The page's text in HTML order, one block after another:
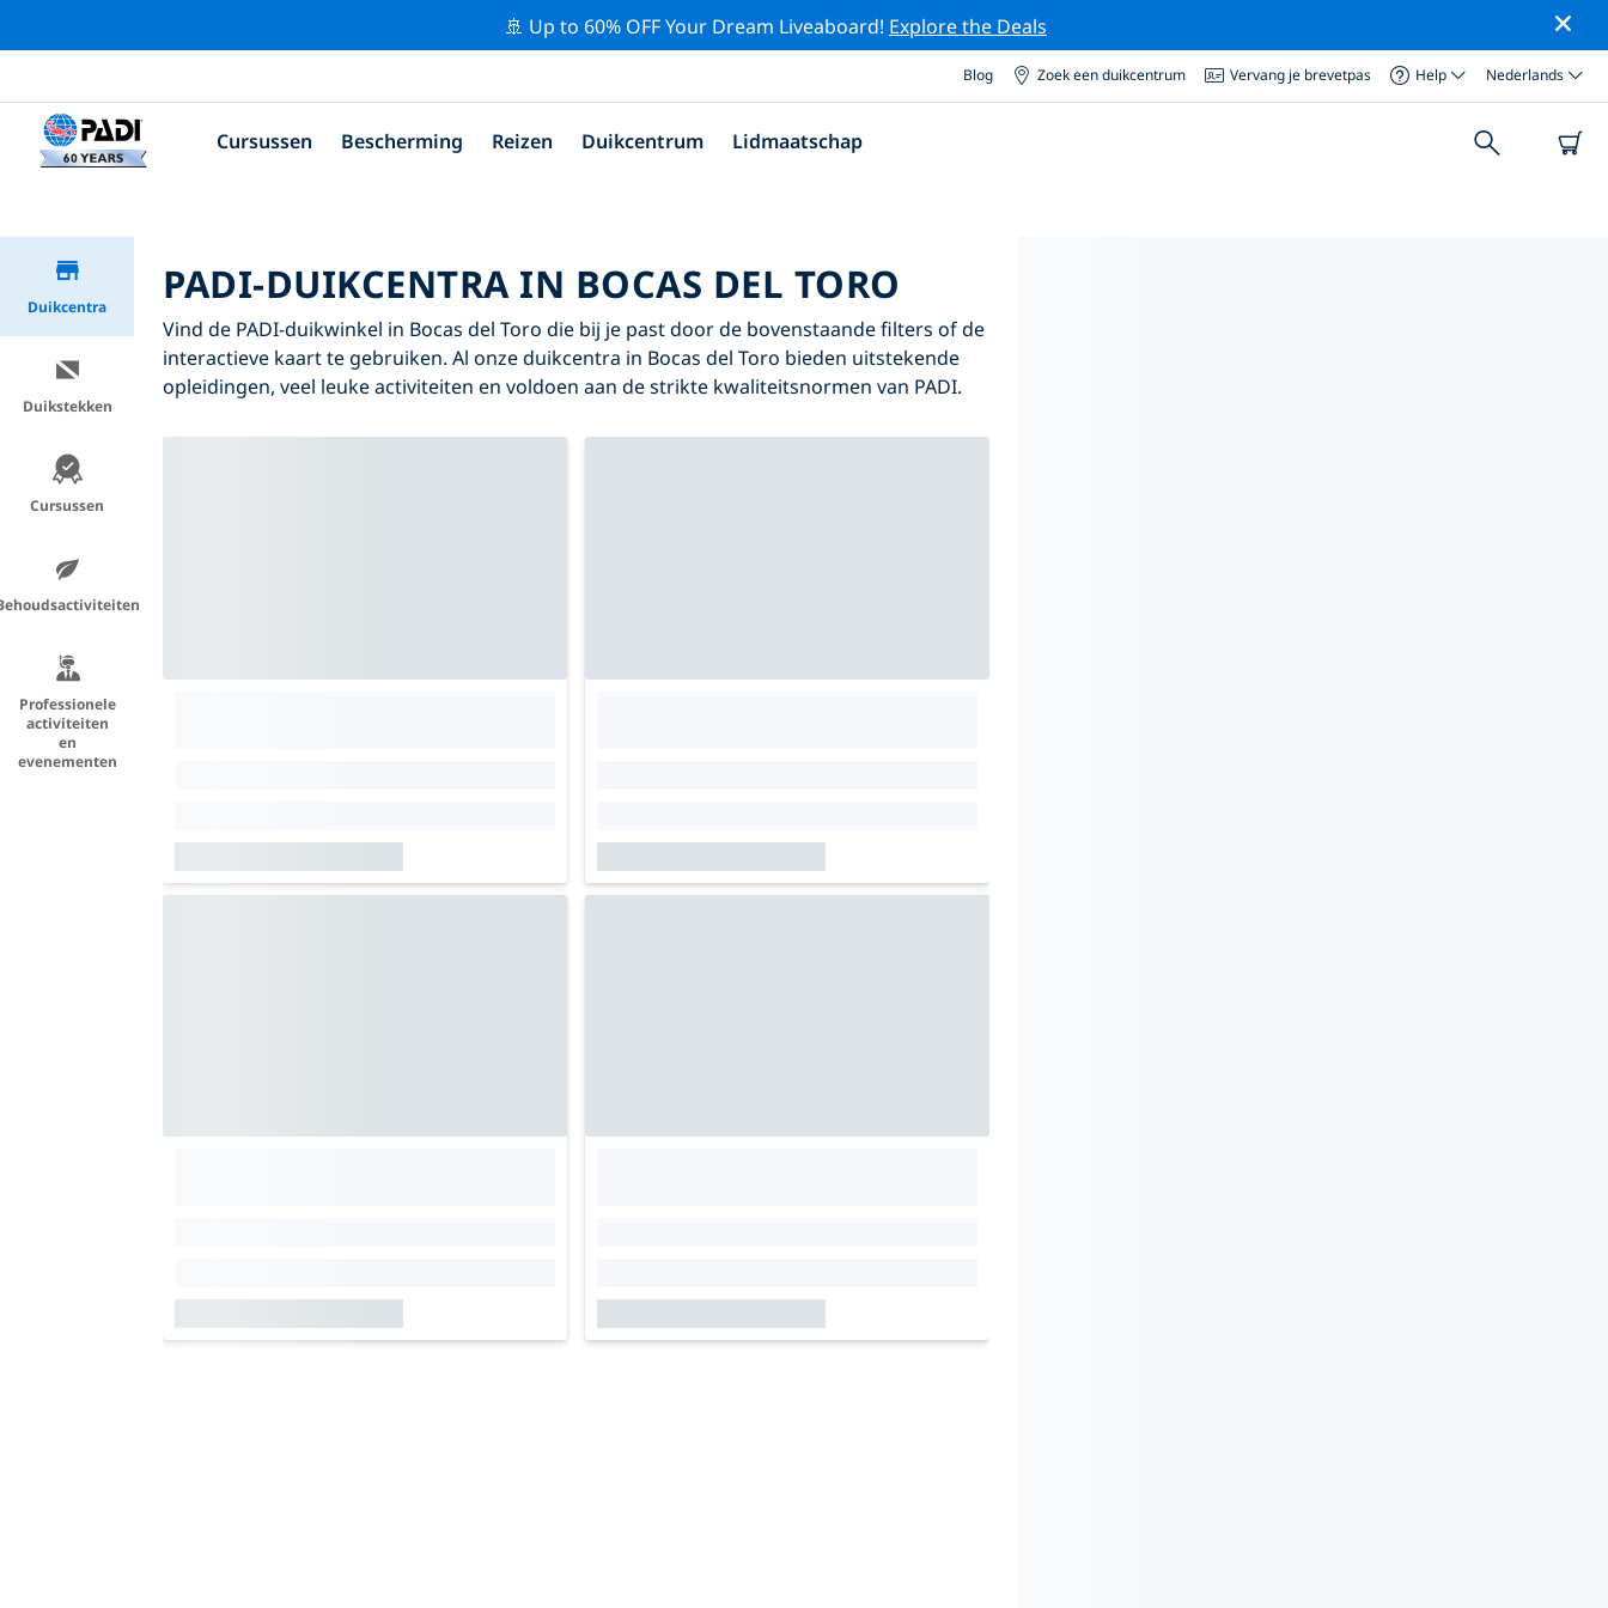
🚢 Up to 60% OFF Your Dream Liveaboard! Explore the Deals
Blog Zoek een duikcentrum Vervang je brevetpas Help Nederlands
Cursussen Bescherming Reizen Duikcentrum Lidmaatschap
Duikcentra
Duikstekken
Cursussen
Professionele
activiteiten
en
evenementen
PADI-DUIKCENTRA IN BOCAS DEL TORO
Vind de PADI-duikwinkel in Bocas del Toro die bij je past door de bovenstaande filters of de
interactieve kaart te gebruiken. Al onze duikcentra in Bocas del Toro bieden uitstekende
opleidingen, veel leuke activiteiten en voldoen aan de strikte kwaliteitsnormen van PADI.